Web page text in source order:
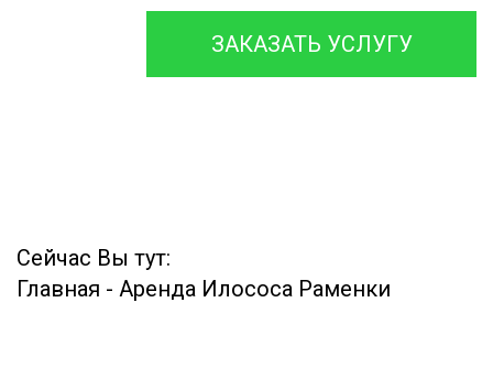
ЗАКАЗАТЬ УСЛУГУ
Сейчас Вы тут:
Главная - Аренда Илососа Раменки